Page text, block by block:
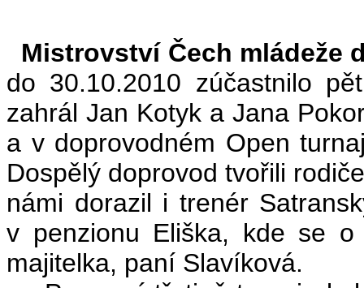
Mistrovství Čech mládeže
do 30.10.2010 zúčastnilo
zahrál Jan Kotyk a Jana
a v doprovodném Open
Dospělý doprovod tvořili
námi dorazil i trenér
v penzionu Eliška, kde se
majitelka, paní Slavíková.